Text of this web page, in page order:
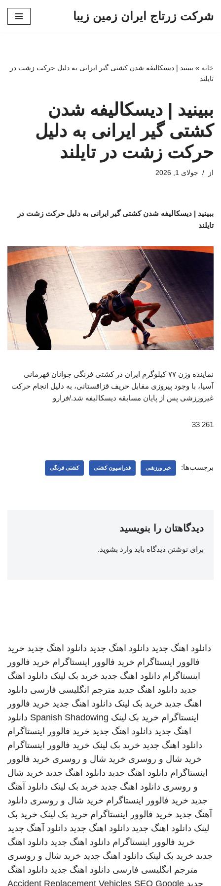
شرکت زرتاج ایران زمین زیبا
خانه » ببینید | دیسکالیفه شدن کشتی گیر ایرانی به دلیل حرکت زشت در
تایلند
ببینید | دیسکالیفه شدن
کشتی گیر ایرانی به دلیل
حرکت زشت در تایلند
از جولای 1, 2026
ببینید | دیسکالیفه شدن کشتی گیر ایرانی به دلیل حرکت زشت در
تایلند
نماینده وزن ۷۷ کیلوگرم ایران در کشتی فرنگی جوانان قهرمانی
آسیا، با وجود پیروزی مقابل حریف قزاقستانی، به دلیل انجام حرکت
غیرورزشی پس از پایان مسابقه دیسکالیفه شد./فرارو
261 33
برچسب‌ها: خبر ورزشی فدراسیون کشتی کشتی فرنگی
دیدگاهتان را بنویسید
برای نوشتن دیدگاه باید وارد بشوید.
دانلود اهنگ جدید دانلود اهنگ جدید دانلود اهنگ جدید خرید
فالوور اینستاگرام خرید فالوور اینستاگرام خرید فالوور
اینستاگرام دانلود اهنگ جدید خرید بک لینک دانلود اهنگ
جدید دانلود اهنگ جدید مترجم انگلیسی فارسی دانلود
اهنگ جدید خرید بک لینک دانلود اهنگ جدید خرید فالوور
اینستاگرام خرید بک لینک Spanish Shadowing دانلود
اهنگ جدید دانلود اهنگ جدید خرید فالوور اینستاگرام
دانلود اهنگ جدید خرید بک لینک خرید فالوور اینستاگرام
خرید شال و روسری خرید شال و روسری خرید فالوور
اینستاگرام دانلود اهنگ جدید دانلود اهنگ جدید خرید شال
و روسری دانلود اهنگ جدید خرید بک لینک دانلود آهنگ
جدید خرید فالوور اینستاگرام خرید شال و روسری دانلود
آهنگ جدید خرید فالوور اینستاگرام خرید بک لینک خرید بک
لینک دانلود اهنگ جدید دانلود اهنگ جدید دانلود آهنگ جدید
خرید فالوور اینستاگرام دانلود اهنگ جدید دانلود اهنگ
جدید خرید بک لینک دانلود اهنگ جدید خرید شال و روسری
مترجم انگلیسی فارسی دانلود اهنگ جدید دانلود اهنگ
جدید
Accident Replacement Vehicles SEO Google